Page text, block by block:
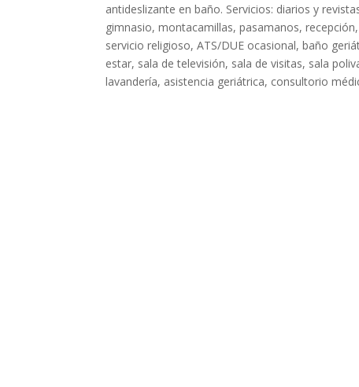
antideslizante en baño. Servicios: diarios y
gimnasio, montacamillas, pasamanos,
servicio religioso, ATS/DUE ocasional, baño
estar, sala de televisión, sala de visitas, sala
lavandería, asistencia geriátrica, consultorio